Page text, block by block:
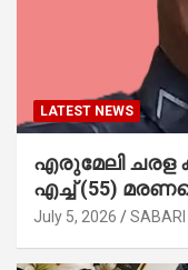
LATEST NEWS
എരുമേലി ചരള
എച്ച് (55)
July 5, 2026 SABARI